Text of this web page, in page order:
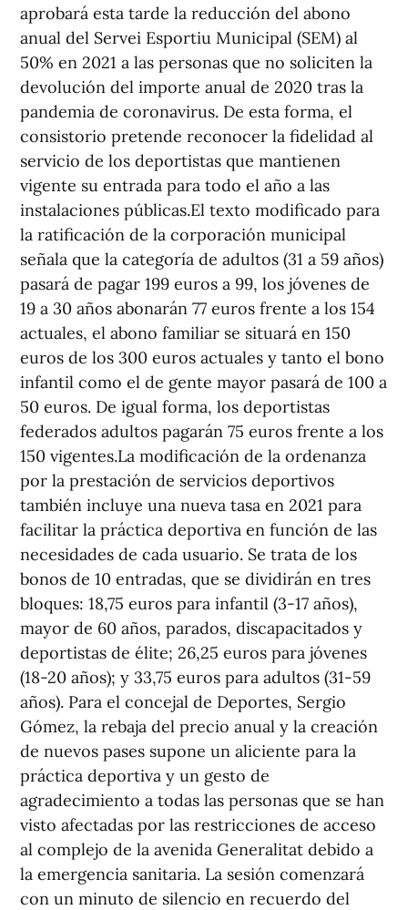
aprobará esta tarde la reducción del abono
anual del Servei Esportiu Municipal (SEM) al
50% en 2021 a las personas que no soliciten la
devolución del importe anual de 2020 tras la
pandemia de coronavirus. De esta forma, el
consistorio pretende reconocer la fidelidad al
servicio de los deportistas que mantienen
vigente su entrada para todo el año a las
instalaciones públicas.El texto modificado para
la ratificación de la corporación municipal
señala que la categoría de adultos (31 a 59 años)
pasará de pagar 199 euros a 99, los jóvenes de
19 a 30 años abonarán 77 euros frente a los 154
actuales, el abono familiar se situará en 150
euros de los 300 euros actuales y tanto el bono
infantil como el de gente mayor pasará de 100 a
50 euros. De igual forma, los deportistas
federados adultos pagarán 75 euros frente a los
150 vigentes.La modificación de la ordenanza
por la prestación de servicios deportivos
también incluye una nueva tasa en 2021 para
facilitar la práctica deportiva en función de las
necesidades de cada usuario. Se trata de los
bonos de 10 entradas, que se dividirán en tres
bloques: 18,75 euros para infantil (3-17 años),
mayor de 60 años, parados, discapacitados y
deportistas de élite; 26,25 euros para jóvenes
(18-20 años); y 33,75 euros para adultos (31-59
años). Para el concejal de Deportes, Sergio
Gómez, la rebaja del precio anual y la creación
de nuevos pases supone un aliciente para la
práctica deportiva y un gesto de
agradecimiento a todas las personas que se han
visto afectadas por las restricciones de acceso
al complejo de la avenida Generalitat debido a
la emergencia sanitaria. La sesión comenzará
con un minuto de silencio en recuerdo del